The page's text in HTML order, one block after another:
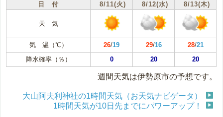
日 付 8/11(火) 8/12(水) 8/13(木)
天 気
気 温（℃） 26/19 29/16 28/21
降水確率（％）
0 20 20
週間天気は伊勢原市の予想です。
大山阿夫利神社の1時間天気（お天気ナビゲータ）
1時間天気が10日先までにパワーアップ！